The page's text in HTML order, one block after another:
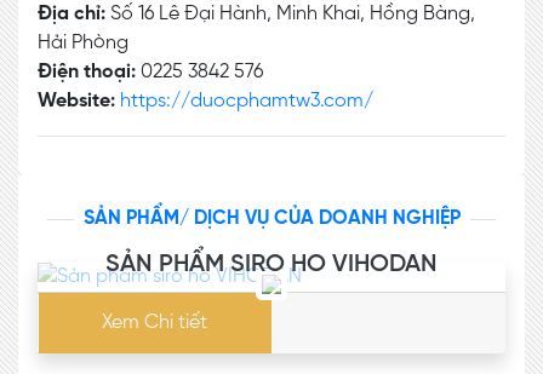
Địa chỉ: Số 16 Lê Đại Hành, Minh Khai, Hồng Bàng,
Hải Phòng
Điện thoại: 0225 3842 576
Website: https://duocphamtw3.com/
SẢN PHẨM/ DỊCH VỤ CỦA DOANH NGHIỆP
SẢN PHẨM SIRO HO VIHODAN
Xem Chi tiết